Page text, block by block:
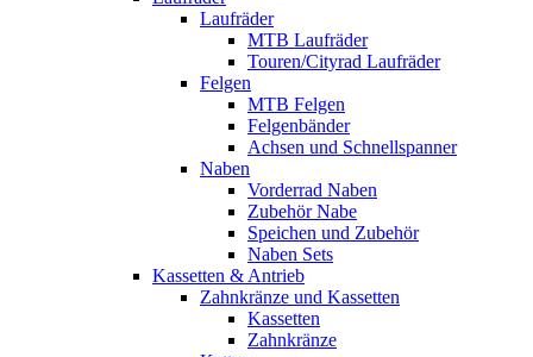
Laufräder
MTB Laufräder
Touren/Cityrad Laufräder
Felgen
MTB Felgen
Felgenbänder
Achsen und Schnellspanner
Naben
Vorderrad Naben
Zubehör Nabe
Speichen und Zubehör
Naben Sets
Kassetten & Antrieb
Zahnkränze und Kassetten
Kassetten
Zahnkränze